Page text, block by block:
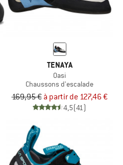
TENAYA
Oasi
Chaussons d'escalade
169,95 € à partir de 127,46 €
4,5(41)